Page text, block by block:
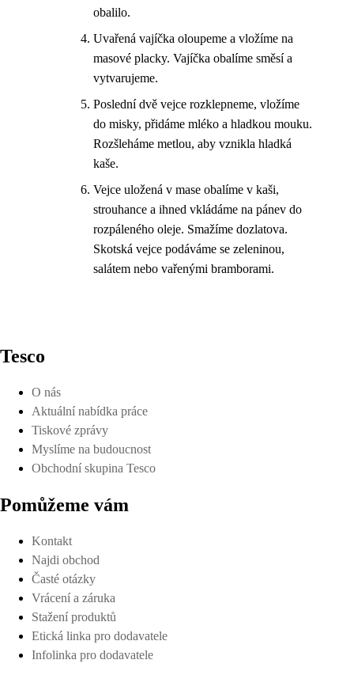
obalilo.
Uvařená vajíčka oloupeme a vložíme na
masové placky. Vajíčka obalíme směsí a
vytvarujeme.
Poslední dvě vejce rozklepneme, vložíme
do misky, přidáme mléko a hladkou mouku.
Rozšleháme metlou, aby vznikla hladká
kaše.
Vejce uložená v mase obalíme v kaši,
strouhance a ihned vkládáme na pánev do
rozpáleného oleje. Smažíme dozlatova.
Skotská vejce podáváme se zeleninou,
salátem nebo vařenými bramborami.
Tesco
O nás
Aktuální nabídka práce
Tiskové zprávy
Myslíme na budoucnost
Obchodní skupina Tesco
Pomůžeme vám
Kontakt
Najdi obchod
Časté otázky
Vrácení a záruka
Stažení produktů
Etická linka pro dodavatele
Infolinka pro dodavatele